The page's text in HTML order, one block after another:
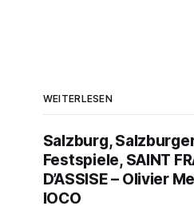
WEITERLESEN
Salzburg,
Festspiele, SAINT
D’ASSISE – Olivier
IOCO